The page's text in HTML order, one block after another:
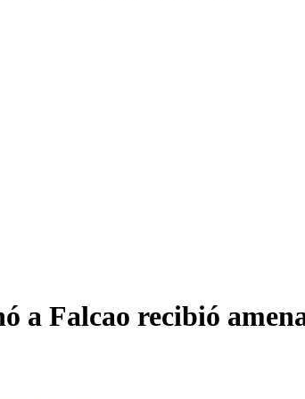
a Falcao recibió